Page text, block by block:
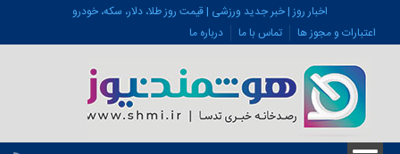
اخبار روز | خبر جدید ورزشی | قیمت روز طلا، دلار، سکه، خودرو
اعتبارات و مجوز ها
تماس با ما درباره ما